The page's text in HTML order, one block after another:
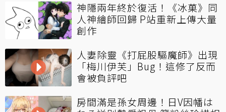
神隱兩年終於復活！《冰菓》同
人神繪師回歸 P站重新上傳大量
創作
人妻除靈《打屁股驅魔師》出現
「梅川伊芙」Bug！這修了反而
會被負評吧
房間滿是孫女周邊！日V因幡は